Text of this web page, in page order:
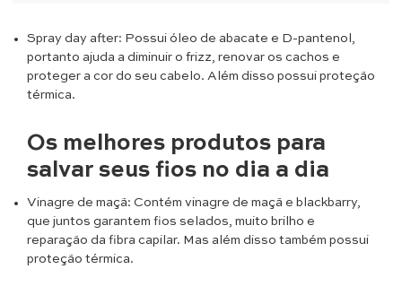
Spray day after: Possui óleo de abacate e D-pantenol,
portanto ajuda a diminuir o frizz, renovar os cachos e
proteger a cor do seu cabelo. Além disso possui proteção
térmica.
Os melhores produtos para
salvar seus fios no dia a dia
Vinagre de maçã: Contém vinagre de maçã e blackbarry,
que juntos garantem fios selados, muito brilho e
reparação da fibra capilar. Mas além disso também possui
proteção térmica.